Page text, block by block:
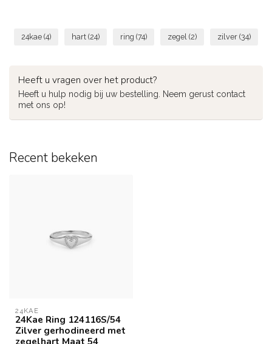
24kae (4) hart (24) ring (74) zegel (2) zilver (34)
Heeft u vragen over het product?
Heeft u hulp nodig bij uw bestelling. Neem gerust contact
met ons op!
Recent bekeken
24KAE
24Kae Ring 124116S/54
Zilver gerhodineerd met
zegelhart Maat 54